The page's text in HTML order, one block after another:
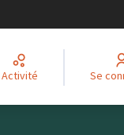
Activité Se